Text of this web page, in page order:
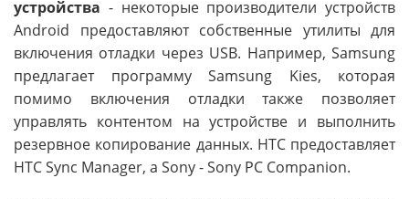
устройства - некоторые производители устройств
Android предоставляют собственные утилиты для
включения отладки через USB. Например, Samsung
предлагает программу Samsung Kies, которая
помимо включения отладки также позволяет
управлять контентом на устройстве и выполнить
резервное копирование данных. HTC предоставляет
HTC Sync Manager, а Sony - Sony PC Companion.